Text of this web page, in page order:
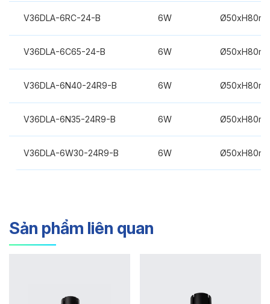
V36DLA-6RC-24-B 6W
V36DLA-6C65-24-B 6W
V36DLA-6N40-24R9-B 6W
V36DLA-6N35-24R9-B 6W
V36DLA-6W30-24R9-B 6W
Sản phẩm liên quan